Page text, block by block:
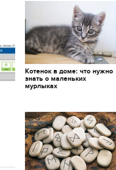
Котенок в доме: что нужно
знать о маленьких
мурлыках
04.01.2018 | 17:16
Как готовить кутю и что за 12
блюд должны быть на столе в
Святвечер